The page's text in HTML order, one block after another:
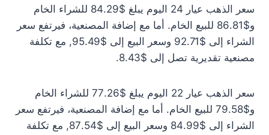
سعر الذهب عيار 24 اليوم يبلغ $84.29 للشراء الخام
و$86.81 للبيع الخام. أما مع إضافة المصنعية، فيرتفع سعر
الشراء إلى $92.71 وسعر البيع إلى $95.49, مع تكلفة
مصنعية تقديرية تصل إلى $8.43.
سعر الذهب عيار 22 اليوم يبلغ $77.26 للشراء الخام
و$79.58 للبيع الخام. أما مع إضافة المصنعية، فيرتفع سعر
الشراء إلى $84.99 وسعر البيع إلى $87.54, مع تكلفة